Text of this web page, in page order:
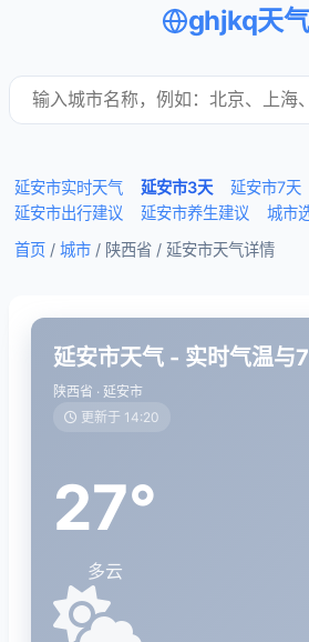
ghjkq天
延安市实时天气 延安市3天 延安市7天
延安市出行建议
延安市养生建议
城市
首页 / 城市 / 陕西省 / 延安市天气详情
延安市天气 - 实时气温与
陕西省 · 延安市
更新于 14:20
27°
多云